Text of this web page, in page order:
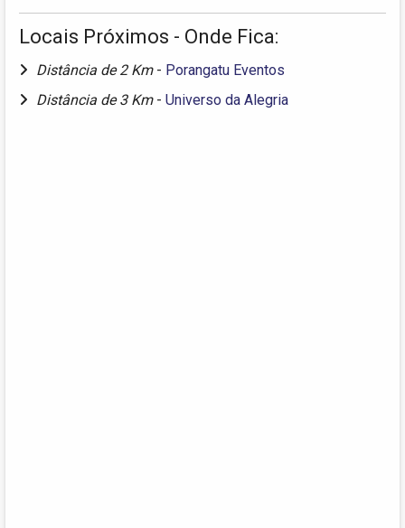
Locais Próximos - Onde Fica:
Distância de 2 Km - Porangatu Eventos
Distância de 3 Km - Universo da Alegria